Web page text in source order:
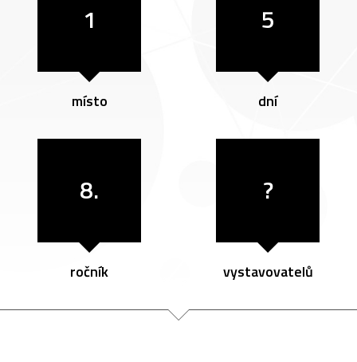
1
místo
5
dní
8.
ročník
?
vystavovatelů